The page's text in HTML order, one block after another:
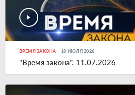
ВРЕМЯ ЗАКОНА 10 ИЮЛЯ 2026
"Время закона". 11.07.2026